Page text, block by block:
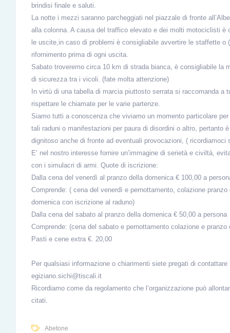
brindisi finale e saluti.
La notte i mezzi saranno parcheggiati nel piazzale di fronte
alla colonna. A causa del traffico elevato e dei molti motociclisti
le uscite,in caso di problemi è consigliabile avvertire le staffette
rifornimento prima di ogni uscita.
Sabato troveremo circa 10 km di strada bianca, è consigliabile la
di sicurezza tra i vicoli. (fate molta attenzione)
In virtù di una tabella di marcia piuttosto serrata si raccomanda
rispettare le chiamate per le varie partenze.
Siamo tutti a conoscenza che viviamo un momento particolare
tali raduni o manifestazioni per paura di disordini o altro, pertanto
dignitoso anche di fronte ad eventuali provocazioni, ( ricordiamoci
E’ nel nostro interesse fornire un’immagine di serietà e civiltà,
con i simulacri di armi. Quote di iscrizione:
Dalla cena del venerdì al pranzo della domenica € 100,00 a
Comprende: ( cena del venerdì e pernottamento, colazione
domenica con iscrizione al raduno)
Dalla cena del sabato al pranzo della domenica € 50,00 a persona
Comprende: (cena del sabato e pernottamento colazione e
Pasti e cene extra €. 20,00
Per qualsiasi informazione o chiarimenti siete pregati di
egiziano.sichi@tiscali.it
Ricordiamo come da regolamento che l’organizzazione può
citati.
Abetone